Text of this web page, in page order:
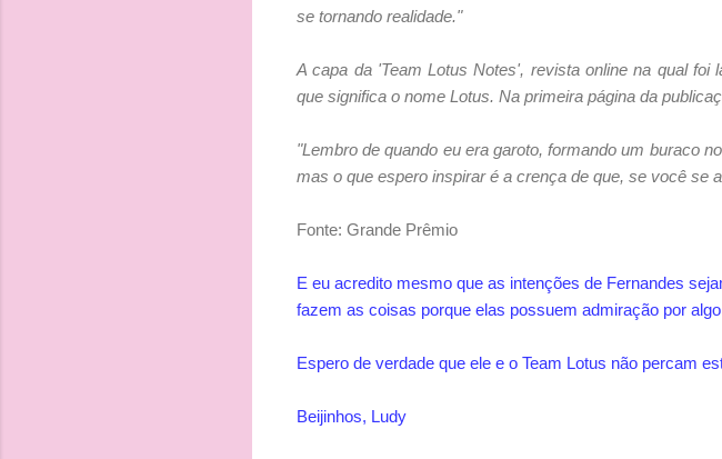
se tornando realidade."
A capa da 'Team Lotus Notes', revista online na qual
que significa o nome Lotus. Na primeira página da
"Lembro de quando eu era garoto, formando um buraco
mas o que espero inspirar é a crença de que, se você se
Fonte: Grande Prêmio
E eu acredito mesmo que as intenções de Fernandes
fazem as coisas porque elas possuem admiração por
Espero de verdade que ele e o Team Lotus não percam
Beijinhos, Ludy